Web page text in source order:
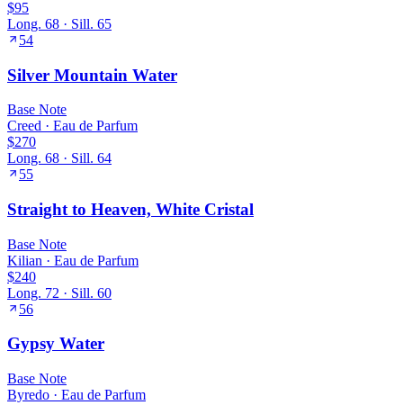
$95
Long. 68 · Sill. 65
54
Silver Mountain Water
Base Note
Creed · Eau de Parfum
$270
Long. 68 · Sill. 64
55
Straight to Heaven, White Cristal
Base Note
Kilian · Eau de Parfum
$240
Long. 72 · Sill. 60
56
Gypsy Water
Base Note
Byredo · Eau de Parfum